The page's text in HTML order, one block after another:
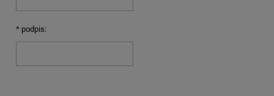
* podpis: